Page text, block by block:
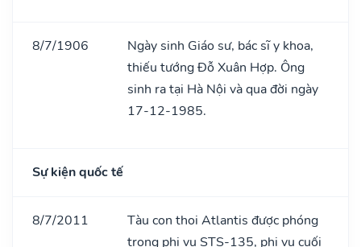
8/7/1906
Ngày sinh Giáo sư, bác sĩ y khoa,
thiếu tướng Đỗ Xuân Hợp. Ông
sinh ra tại Hà Nội và qua đời ngày
17-12-1985.
Sự kiện quốc tế
8/7/2011
Tàu con thoi Atlantis được phóng
trong phi vụ STS-135, phi vụ cuối